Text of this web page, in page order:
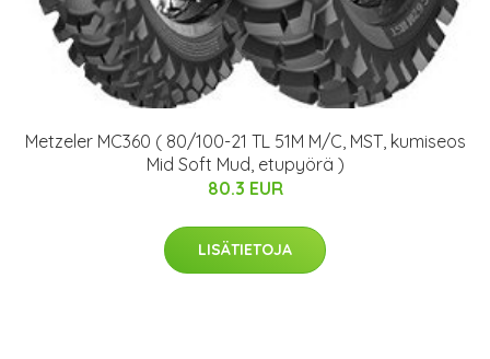
Metzeler MC360 ( 80/100-21 TL 51M M/C, MST, kumiseos
Mid Soft Mud, etupyörä )
80.3 EUR
LISÄTIETOJA